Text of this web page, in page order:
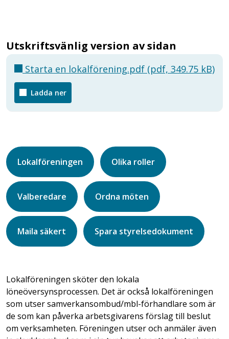
Utskriftsvänlig version av sidan
Starta en lokalförening.pdf (pdf, 349.75 kB)
Ladda ner
Lokalföreningen Olika roller
Valberedare Ordna möten
Maila säkert Spara styrelsedokument
Lokalföreningen sköter den lokala
löneöversynsprocessen. Det är också lokalföreningen
som utser samverkansombud/mbl-förhandlare som är
de som kan påverka arbetsgivarens förslag till beslut
om verksamheten. Föreningen utser och anmäler även